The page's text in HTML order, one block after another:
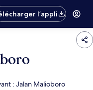
l’appli
: Jalan Malioboro